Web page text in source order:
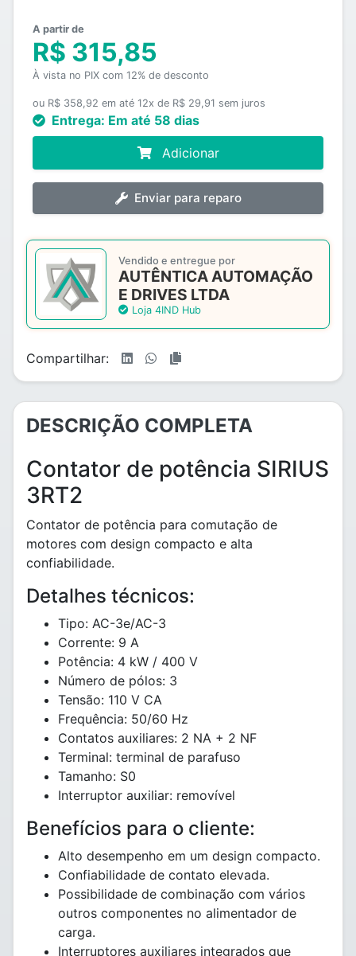
A partir de
R$ 315,85
À vista no PIX com 12% de desconto
ou R$ 358,92 em até 12x de R$ 29,91 sem juros
Entrega: Em até 58 dias
Adicionar
Enviar para reparo
Vendido e entregue por
AUTÊNTICA AUTOMAÇÃO
E DRIVES LTDA
Loja 4IND Hub
Compartilhar:
DESCRIÇÃO COMPLETA
Contator de potência SIRIUS
3RT2
Contator de potência para comutação de
motores com design compacto e alta
confiabilidade.
Detalhes técnicos:
Tipo: AC-3e/AC-3
Corrente: 9 A
Potência: 4 kW / 400 V
Número de pólos: 3
Tensão: 110 V CA
Frequência: 50/60 Hz
Contatos auxiliares: 2 NA + 2 NF
Terminal: terminal de parafuso
Tamanho: S0
Interruptor auxiliar: removível
Benefícios para o cliente:
Alto desempenho em um design compacto.
Confiabilidade de contato elevada.
Possibilidade de combinação com vários
outros componentes no alimentador de
carga.
Interruptores auxiliares integrados que